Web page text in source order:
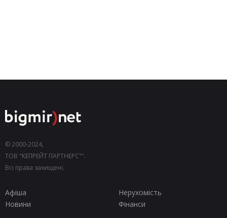
© 2000-2024,
ТОВ "КЕПРЕЙТ ПАРТНЕРС"".
Всі права захищені.
Афіша
Нерухомість
Новини
Фінанси